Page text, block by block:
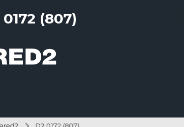
(807)